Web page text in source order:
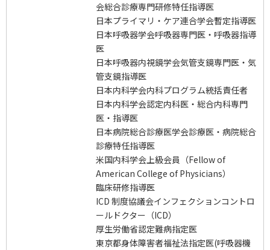
会総合診療専門研修特任指導医
日本プライマリ・ケア連合学会暫定指導医
日本呼吸器学会呼吸器専門医・呼吸器指導
医
日本呼吸器内視鏡学会気管支鏡専門医・気
管支鏡指導医
日本内科学会内科プログラム統括責任者
日本内科学会認定内科医・総合内科専門
医・指導医
日本病院総合診療医学会診療医・病院総合
診療特任指導医
米国内科学会上級会員（Fellow of
American College of Physicians）
臨床研修指導医
ICD 制度協議会インフェクションコントロ
ールドクター（ICD）
厚生労働省認定難病指定医
東京都身体障害者福祉法指定医(呼吸器機